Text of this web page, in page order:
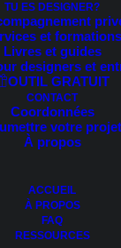
TU ES DESIGNER?
et formations
Livres et guides
designers et
OUTIL GRATUIT
CONTACT
Coordonnées
votre projet
À propos
ACCUEIL
À PROPOS
FAQ
RESSOURCES
49.95$Le
prix
initial
était :
49.95 $.
29.95